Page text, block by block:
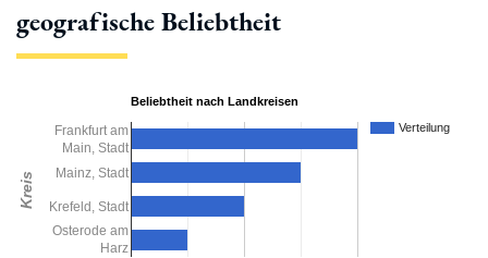
geografische Beliebtheit
Beliebtheit nach Landkreisen
Verteilung
Frankfurt am
Main, Stadt
Mainz, Stadt
Krefeld, Stadt
Osterode am
Harz
Kreis